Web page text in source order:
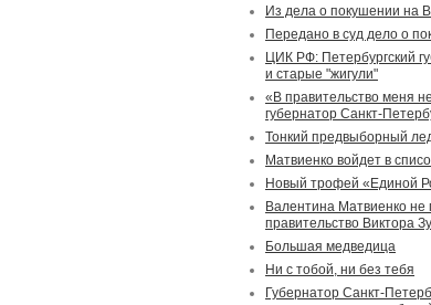
Из дела о покушении на
Передано в суд дело о
ЦИК РФ: Петербургский
и старые "жигули"
«В правительство меня
губернатор Санкт-
Тонкий предвыборный
Матвиенко войдет в
Новый трофей «Единой
Валентина Матвиенко не
правительство Виктора
Большая медведица
Ни с тобой, ни без тебя
Губернатор Санкт-